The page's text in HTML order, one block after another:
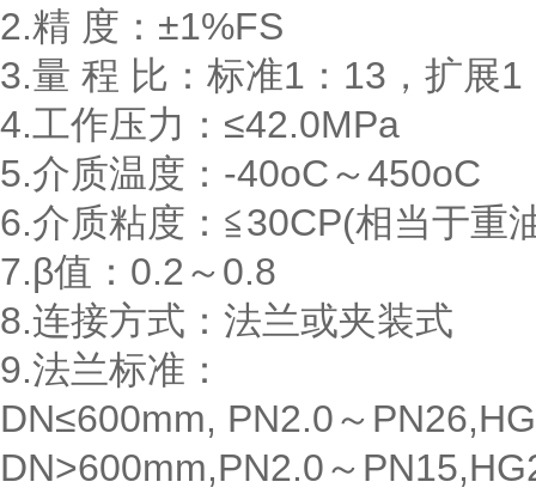
2.精 度：±1%FS
3.量 程 比：标准1：13，扩展1
4.工作压力：≤42.0MPa
5.介质温度：-40oC～450oC
6.介质粘度：≦30CP(相当于重
7.β值：0.2～0.8
8.连接方式：法兰或夹装式
9.法兰标准：
DN≤600mm, PN2.0～
DN>600mm,PN2.0～